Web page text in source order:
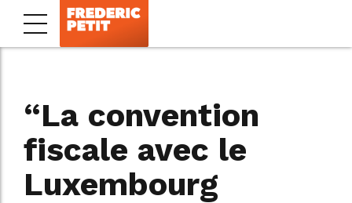
“La convention
fiscale avec le
Luxembourg